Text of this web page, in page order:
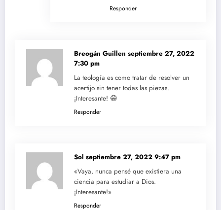
Responder
Breogán Guillen septiembre 27, 2022
7:30 pm
La teología es como tratar de resolver un
acertijo sin tener todas las piezas.
¡Interesante! 😄
Responder
Sol septiembre 27, 2022 9:47 pm
«Vaya, nunca pensé que existiera una
ciencia para estudiar a Dios.
¡Interesante!»
Responder